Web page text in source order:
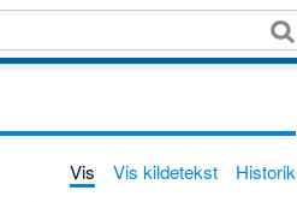
Vis Vis kildetekst Historik